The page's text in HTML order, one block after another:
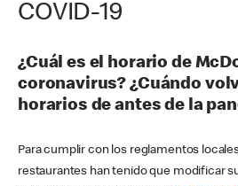
COVID-19
¿Cuál es el horario de
coronavirus? ¿Cuándo
horarios de antes de la
Para cumplir con los reglamentos
restaurantes han tenido que modificar